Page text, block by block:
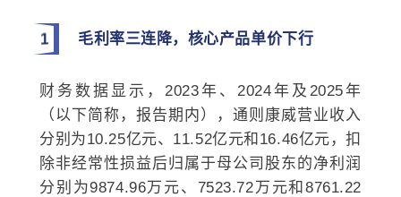
1 毛利率三连降，核心产品单价下行
财务数据显示，2023年、2024年及2025年
（以下简称，报告期内），通则康威营业收入
分别为10.25亿元、11.52亿元和16.46亿元，扣
除非经常性损益后归属于母公司股东的净利润
分别为9874.96万元、7523.72万元和8761.22